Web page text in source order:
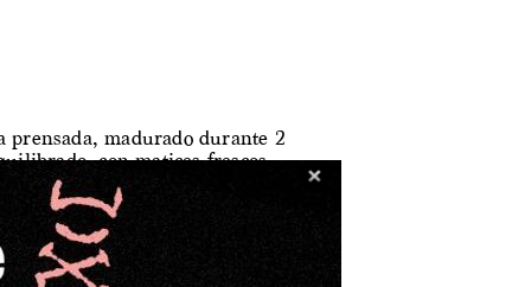
prensada, madurado durante 2
con matices frescos
al paladar.
nuestras ovejas, pese a su
su carácter campero. Un
un consumo habitual,